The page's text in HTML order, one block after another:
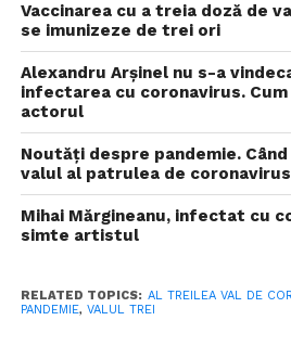
Vaccinarea cu a treia doză de
se imunizeze de trei ori
Alexandru Arșinel nu s-a
infectarea cu coronavirus.
actorul
Noutăți despre pandemie.
valul al patrulea de coronavirus
Mihai Mărgineanu, infectat cu
simte artistul
RELATED TOPICS: AL TREILEA VAL DE
PANDEMIE, VALUL TREI